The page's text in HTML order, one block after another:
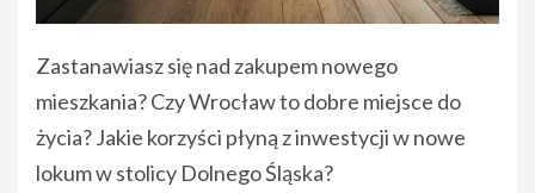
Zastanawiasz się nad zakupem nowego
mieszkania? Czy Wrocław to dobre miejsce do
życia? Jakie korzyści płyną z inwestycji w nowe
lokum w stolicy Dolnego Śląska?